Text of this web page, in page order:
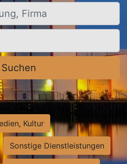
Suchen
Kultur
Sonstige Dienstleistungen